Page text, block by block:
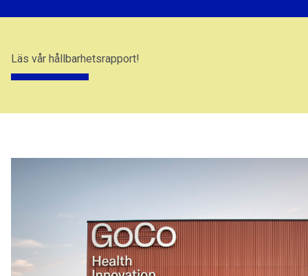
Läs vår hållbarhetsrapport!